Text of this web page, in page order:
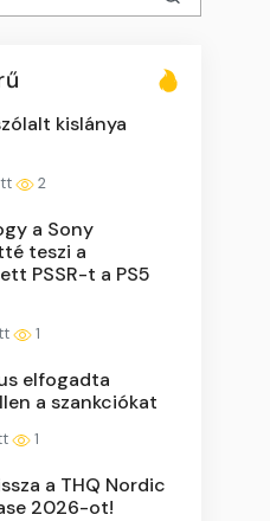
kislánya
2
a Sony
teszi a
PSSR-t a PS5
1
elfogadta
a szankciókat
1
a THQ Nordic
2026-ot!